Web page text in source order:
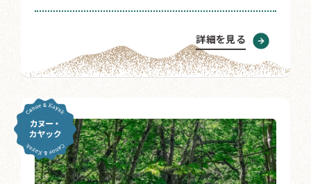
詳細を見る